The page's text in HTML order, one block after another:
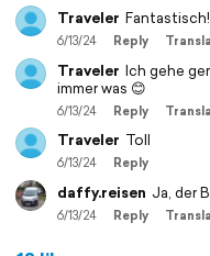
Traveler Fantastisch!
6/13/24 Reply
Traveler Ich gehe
immer was 😊
6/13/24 Reply
Traveler Toll
6/13/24 Reply
daffy.reisen Ja, der
6/13/24 Reply